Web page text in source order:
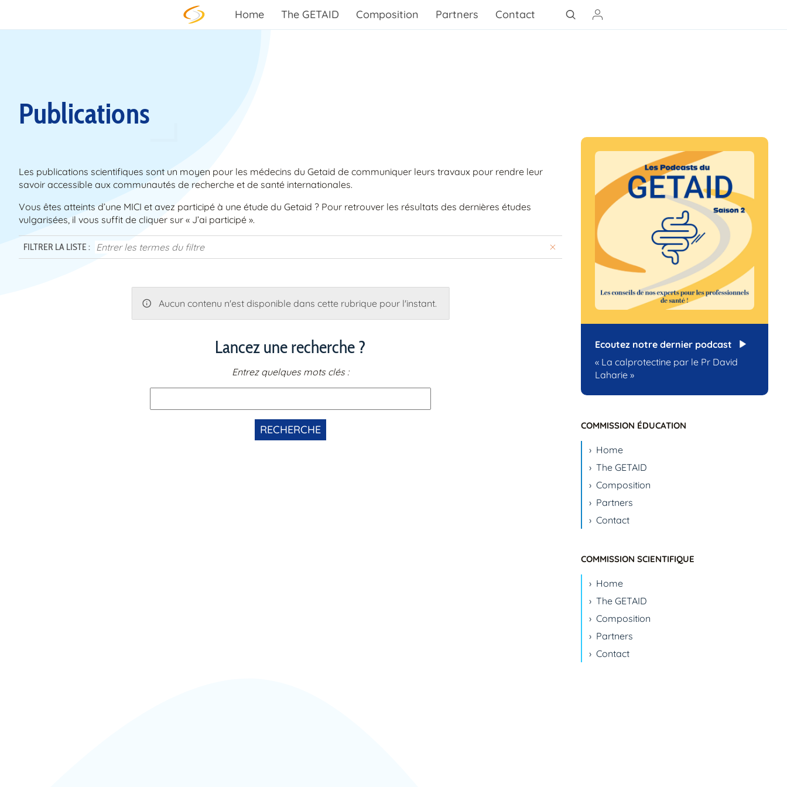
Home The GETAID Composition Partners Contact
Publications
Les publications scientifiques sont un moyen pour les médecins du Getaid de communiquer leurs travaux pour rendre leur
savoir accessible aux communautés de recherche et de santé internationales.
Vous êtes atteints d’une MICI et avez participé à une étude du Getaid ? Pour retrouver les résultats des dernières études
vulgarisées, il vous suffit de cliquer sur « J’ai participé ».
FILTRER LA LISTE :
Aucun contenu n'est disponible dans cette rubrique pour l'instant.
Lancez une recherche ?
Entrez quelques mots clés :
Ecoutez notre dernier podcast
« La calprotectine par le Pr David
Laharie »
COMMISSION ÉDUCATION
Home
The GETAID
Composition
Partners
Contact
COMMISSION SCIENTIFIQUE
Home
The GETAID
Composition
Partners
Contact